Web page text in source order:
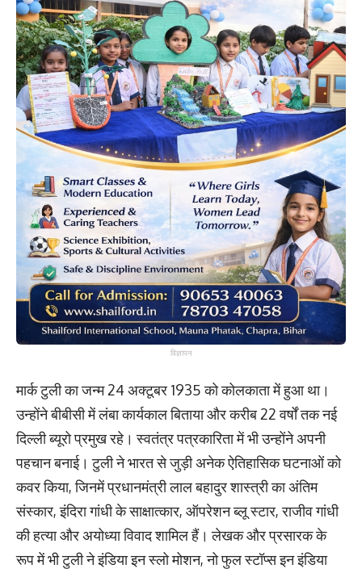
विज्ञापन
मार्क टुली का जन्म 24 अक्टूबर 1935 को कोलकाता में हुआ था।
उन्होंने बीबीसी में लंबा कार्यकाल बिताया और करीब 22 वर्षों तक नई
दिल्ली ब्यूरो प्रमुख रहे। स्वतंत्र पत्रकारिता में भी उन्होंने अपनी
पहचान बनाई। टुली ने भारत से जुड़ी अनेक ऐतिहासिक घटनाओं को
कवर किया, जिनमें प्रधानमंत्री लाल बहादुर शास्त्री का अंतिम
संस्कार, इंदिरा गांधी के साक्षात्कार, ऑपरेशन ब्लू स्टार, राजीव गांधी
की हत्या और अयोध्या विवाद शामिल हैं। लेखक और प्रसारक के
रूप में भी टुली ने इंडिया इन स्लो मोशन, नो फुल स्टॉप्स इन इंडिया